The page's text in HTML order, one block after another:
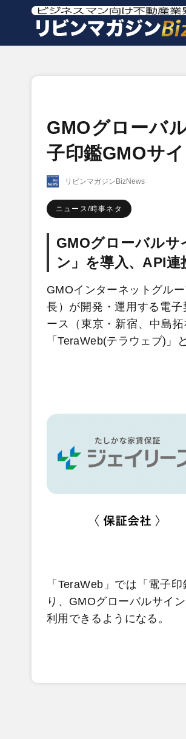
GMOグローバ
子印鑑GMOサ
リビンマガジンBizNews
ニュース/時事ネタ
GMOグローバルサ
ン」を導入、API連
GMOインターネットグル
長）が開発・運用する電
ース（東京・新宿、中島
「TeraWeb(テラウェブ)」
「TeraWeb」では「電子
り、GMOグローバルサイ
利用できるようになる。